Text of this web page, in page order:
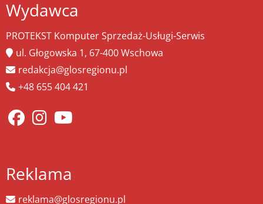
Wydawca
PROTEKST Komputer Sprzedaż-Usługi-Serwis
ul. Głogowska 1, 67-400 Wschowa
redakcja@glosregionu.pl
+48 655 404 421
Reklama
reklama@glosregionu.pl